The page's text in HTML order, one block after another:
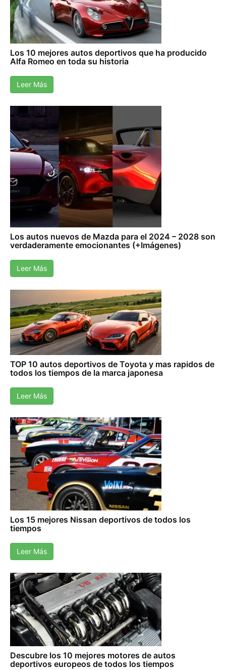
Los 10 mejores autos deportivos que ha producido
Alfa Romeo en toda su historia
Leer Más
Los autos nuevos de Mazda para el 2024 – 2028 son
verdaderamente emocionantes (+Imágenes)
Leer Más
TOP 10 autos deportivos de Toyota y mas rapidos de
todos los tiempos de la marca japonesa
Leer Más
Los 15 mejores Nissan deportivos de todos los
tiempos
Leer Más
Descubre los 10 mejores motores de autos
deportivos europeos de todos los tiempos